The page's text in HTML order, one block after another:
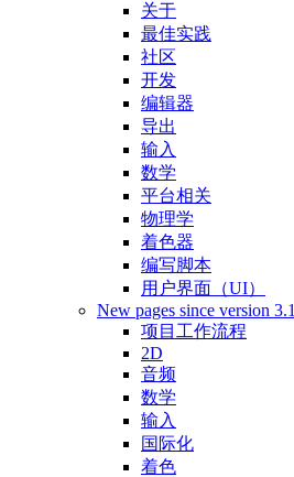
关于
最佳实践
社区
开发
编辑器
导出
输入
数学
平台相关
物理学
着色器
编写脚本
用户界面（UI）
New pages since version 3.1
项目工作流程
2D
音频
数学
输入
国际化
着色